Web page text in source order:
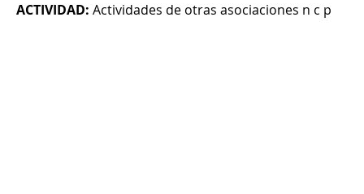
ACTIVIDAD: Actividades de otras asociaciones n c p